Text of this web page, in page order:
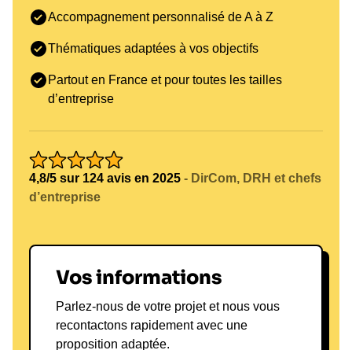
ses interventions,réservez une conférence avec
L'impact Guillaume Cizeron :
Transformer les équipes par
l'inspiration et la passion
les équipes en cultivant une approche de la
performance qui valorise l'innovation, l'inclusion et
la passion. En tant qu'athlète de haut niveau, il
Ses projets futurs incluent la création de
et les professionnels, visant à leur transmettre les
valeurs essentielles du sport et l'importance de
Accompagnement personnalisé de A à Z
Thématiques adaptées à vos objectifs
Partout en France et pour toutes les tailles
d’entreprise
4,8/5 sur 124 avis en 2025 - DirCom, DRH et chefs
d’entreprise
Vos informations
Parlez-nous de votre projet et nous vous
recontactons rapidement avec une
proposition adaptée.